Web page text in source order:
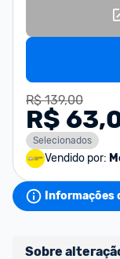
R$ 139,00
R$
Selecionados
Vendido por:
Informações
Sobre